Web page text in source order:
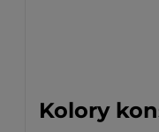
Kolory